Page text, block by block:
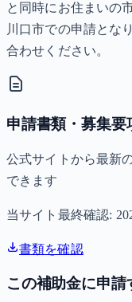
と同時にお住まいの
川口市での申請とな
合わせください。
申請書類・募集要
公式サイトから最新
できます
当サイト最終確認:
書類を確認
この補助金に申請